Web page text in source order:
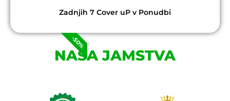
Zadnjih 7 Cover uP v Ponudbi
-50%
NAŠA JAMSTVA